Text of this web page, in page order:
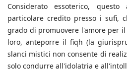
Considerato essoterico,
particolare credito presso i sufi,
grado di promuovere l'amore per
loro, anteporre il fiqh (la
slanci mistici non consente di
solo condurre all'idolatria e